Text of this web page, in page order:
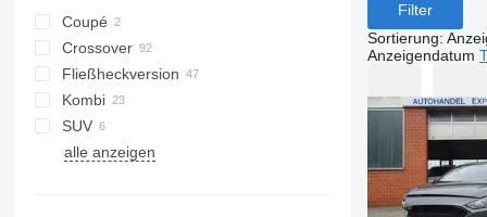
Coupé
Crossover
Fließheckversion
Kombi
SUV
alle anzeigen
Filter
Sortierung:
Anzeigendatum